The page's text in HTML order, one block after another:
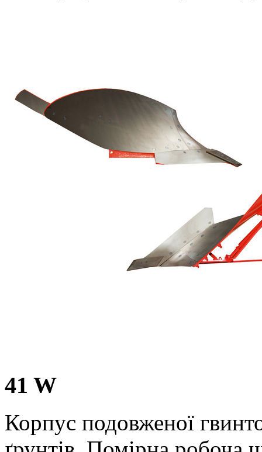
41 W
Корпус подовженої